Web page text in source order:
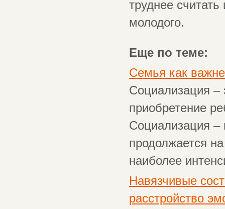
труднее
молодого.
Еще по теме:
Семья как
Социализация –
приобретение
Социализация –
продолжается
наиболее
Навязчивые
расстройство